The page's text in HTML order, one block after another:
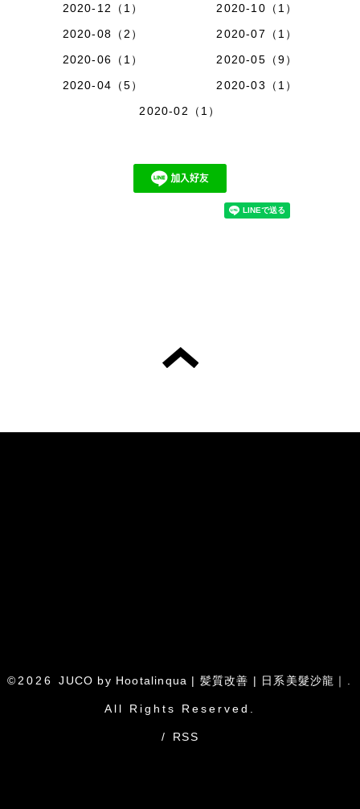
2020-12（1）
2020-10（1）
2020-08（2）
2020-07（1）
2020-06（1）
2020-05（9）
2020-04（5）
2020-03（1）
2020-02（1）
©2026JUCO by Hootalinqua | 髪質改善 | 日系美髮沙龍｜
All Rights Reserved.
/ RSS